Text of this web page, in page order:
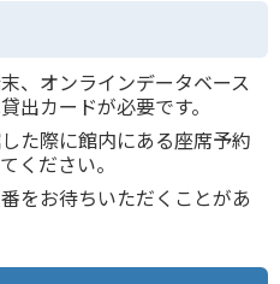
、オンラインデータベース
出カードが必要です。
た際に館内にある座席予約
ください。
をお待ちいただくことがあ